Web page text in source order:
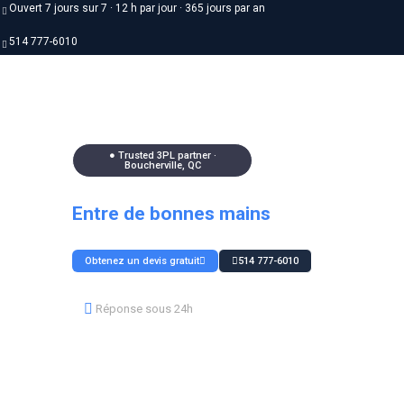
Ouvert 7 jours sur 7 · 12 h par jour · 365 jours par an
514 777-6010
● Trusted 3PL partner ·
Boucherville, QC
Entre de bonnes mains
Obtenez un devis gratuit 514 777-6010
Réponse sous 24h